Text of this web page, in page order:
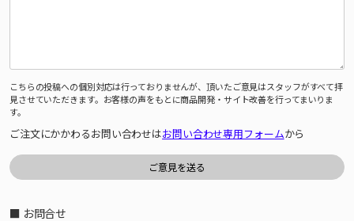
こちらの投稿への個別対応は行っておりませんが、頂いたご意見はスタッフがすべて拝
見させていただきます。お客様の声をもとに商品開発・サイト改善を行ってまいりま
す。
ご注文にかかわるお問い合わせはお問い合わせ専用フォームから
■ お問合せ